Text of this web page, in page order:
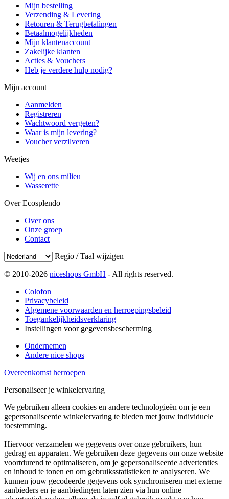
Mijn bestelling
Verzending & Levering
Retouren & Terugbetalingen
Betaalmogelijkheden
Mijn klantenaccount
Zakelijke klanten
Acties & Vouchers
Heb je verdere hulp nodig?
Mijn account
Aanmelden
Registreren
Wachtwoord vergeten?
Waar is mijn levering?
Voucher verzilveren
Weetjes
Wij en ons milieu
Wasserette
Over Ecosplendo
Over ons
Onze groep
Contact
Regio / Taal wijzigen
© 2010-2026 niceshops GmbH - All rights reserved.
Colofon
Privacybeleid
Algemene voorwaarden en herroepingsbeleid
Toegankelijkheidsverklaring
Instellingen voor gegevensbescherming
Ondernemen
Andere nice shops
Overeenkomst herroepen
Personaliseer je winkelervaring
We gebruiken alleen cookies en andere technologieën om je een
gepersonaliseerde winkelervaring te bieden met jouw individuele
toestemming.
Hiervoor verzamelen we gegevens over onze gebruikers, hun
gedrag en apparaten. We gebruiken deze gegevens om onze website
voortdurend te optimaliseren, om je gepersonaliseerde advertenties
en inhoud te tonen en om gebruiksstatistieken te analyseren. We
kunnen jouw gecodeerde gegevens ook synchroniseren met externe
aanbieders en je aanbiedingen laten zien via hun online